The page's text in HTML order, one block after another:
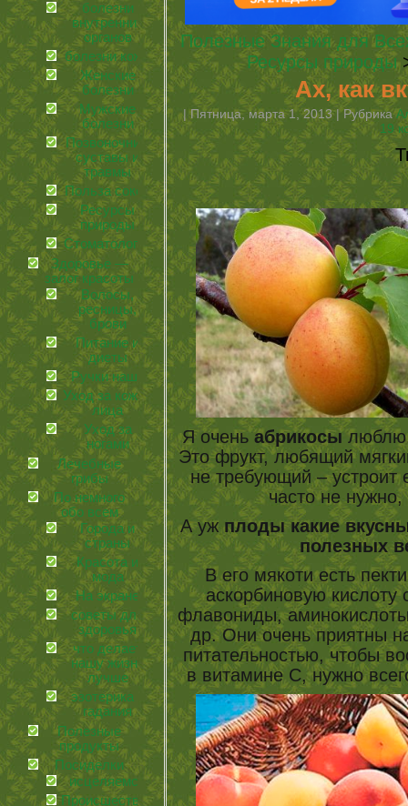
болезни
внутренних
органов
болезни кожи
Женские
болезни
Мужские
болезни
Позвоночник,
суставы и
травмы
Польза соков
Ресурсы
природы
Стоматология
Здоровье —
залог красоты
Волосы,
ресницы,
брови
Питание и
диеты
Ручки наши
Уход за кожей
лица
Уход за
ногами
Лечебные
грибы
По немного
обо всем
Города и
страны
Красота и
мода
На экране
советы для
здоровья
что делает
нашу жизнь
лучше
эзотерика и
гадания
Полезные
продукты
Посиделки
иcцеляемся
Происшествия
Полезные Знания для
Ресурсы природы
Ах, как
| Пятница, марта 1, 2013 | Рубрика
19
Я оченьабрикосы люблю,
Это фрукт, любящий
не требующий – устроит
часто не
А уж плоды какие
полезных
В его мякоти есть
аскорбиновую кислоту
флавониды,
др. Они очень приятны
питательностью, чтобы
в витамине С, нужно